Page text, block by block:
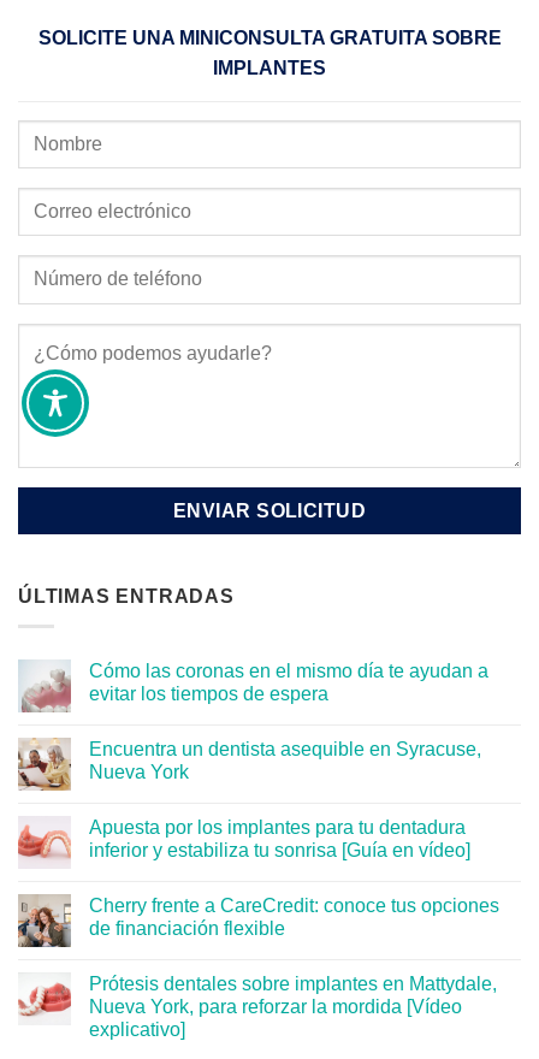
SOLICITE UNA MINICONSULTA GRATUITA SOBRE
IMPLANTES
ÚLTIMAS ENTRADAS
Cómo las coronas en el mismo día te ayudan a
evitar los tiempos de espera
Encuentra un dentista asequible en Syracuse,
Nueva York
Apuesta por los implantes para tu dentadura
inferior y estabiliza tu sonrisa [Guía en vídeo]
Cherry frente a CareCredit: conoce tus opciones
de financiación flexible
Prótesis dentales sobre implantes en Mattydale,
Nueva York, para reforzar la mordida [Vídeo
explicativo]